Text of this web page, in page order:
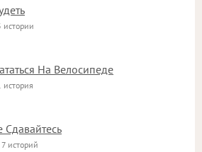
истории
На Велосипеде
история
историй